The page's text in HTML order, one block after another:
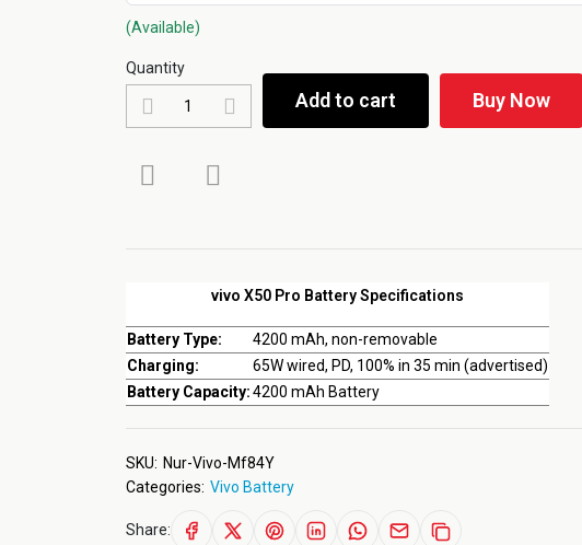
vivo X50 Pro Battery Specifications
Battery Type:
4200 mAh, non-removable
Charging:
65W wired, PD, 100% in 35 min (advertised)
Battery Capacity:4200 mAh Battery
(Available)
Quantity
Add to cart Buy Now
SKU: Nur-Vivo-Mf84Y
Categories: Vivo Battery
Share: